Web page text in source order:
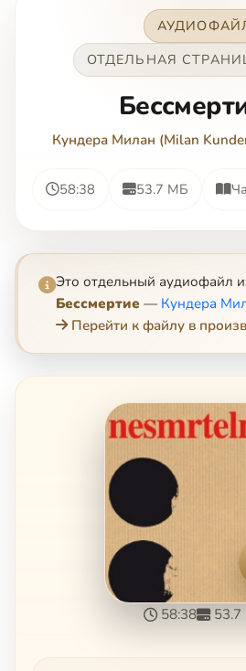
ОТДЕЛЬНАЯ
Кундера Милан (Milan
58:38 53.7 МБ
Это отдельный аудиофайл
Бессмертие — Кундера
Перейти к файлу в
58:38